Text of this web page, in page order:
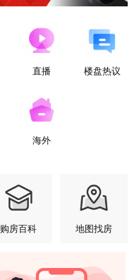
直播 楼盘热议
海外
购房百科 地图找房